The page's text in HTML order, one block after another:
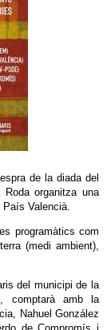
de la diada del
Roda organitza una
Valencià.
programàtics com
(medi ambient),
del municipi de la
comptarà amb la
Nahuel González